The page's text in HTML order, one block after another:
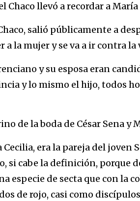
Chaco llevó a recordar a María
salió públicamente a
a la mujer y se va a ir contra
y su esposa eran
y lo mismo el hijo, todos
de la boda de César Sena y
Cecilia, era la pareja del joven
si cabe la definición, porque
especie de secta que con la
de rojo, casi como